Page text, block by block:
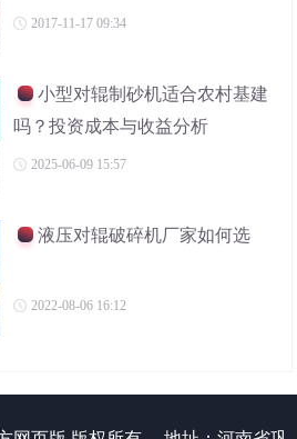
2017-11-17 09:34
小型对辊制砂机适合农村基建
吗？投资成本与收益分析
2025-06-09 15:57
液压对辊破碎机厂家如何选
2022-08-06 16:12